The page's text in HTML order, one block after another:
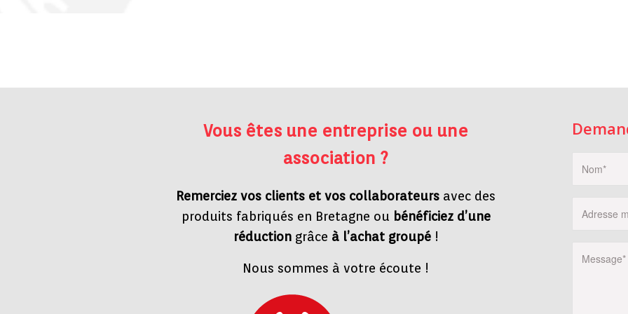
Vous êtes une entreprise ou une
association ?
Remerciez vos clients et vos collaborateurs avec des
produits fabriqués en Bretagne ou bénéficiez d’une
réductiongrâce à l’achat groupé!
Nous sommes à votre écoute !